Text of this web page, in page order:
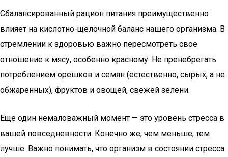
Сбалансированный рацион питания преимущественно
влияет на кислотно-щелочной баланс нашего организма. В
стремлении к здоровью важно пересмотреть свое
отношение к мясу, особенно красному. Не пренебрегать
потреблением орешков и семян (естественно, сырых, а не
обжаренных), фруктов и овощей, свежей зелени.
Еще один немаловажный момент — это уровень стресса в
вашей повседневности. Конечно же, чем меньше, тем
лучше. Важно понимать, что организм в состоянии стресса